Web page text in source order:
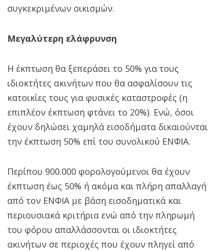
συγκεκριμένων οικισμών.
Μεγαλύτερη ελάφρυνση
Η έκπτωση θα ξεπεράσει το 50% για τους
ιδιοκτήτες ακινήτων που θα ασφαλίσουν τις
κατοικίες τους για φυσικές καταστροφές (η
επιπλέον έκπτωση φτάνει το 20%). Ενώ, όσοι
έχουν δηλώσει χαμηλά εισοδήματα δικαιούνται
την έκπτωση 50% επί του συνολικού ΕΝΦΙΑ.
Περίπου 900.000 φορολογούμενοι θα έχουν
έκπτωση έως 50% ή ακόμα και πλήρη απαλλαγή
από τον ΕΝΦΙΑ με βάση εισοδηματικά και
περιουσιακά κριτήρια ενώ από την πληρωμή
του φόρου απαλλάσσονται οι ιδιοκτήτες
ακινήτων σε περιοχές που έχουν πληγεί από